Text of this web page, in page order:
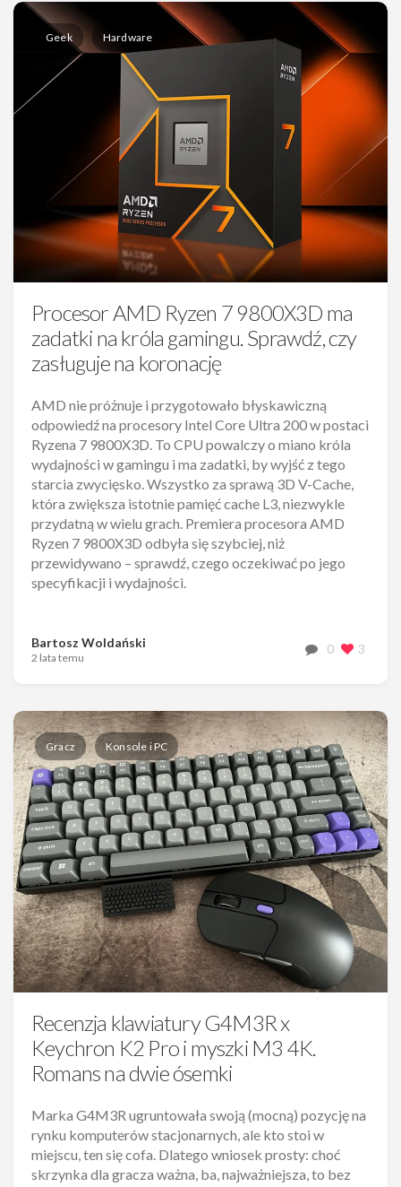
Geek Hardware
Procesor AMD Ryzen 7 9800X3D ma
zadatki na króla gamingu. Sprawdź, czy
zasługuje na koronację
AMD nie próżnuje i przygotowało błyskawiczną
odpowiedź na procesory Intel Core Ultra 200 w postaci
Ryzena 7 9800X3D. To CPU powalczy o miano króla
wydajności w gamingu i ma zadatki, by wyjść z tego
starcia zwycięsko. Wszystko za sprawą 3D V-Cache,
która zwiększa istotnie pamięć cache L3, niezwykle
przydatną w wielu grach. Premiera procesora AMD
Ryzen 7 9800X3D odbyła się szybciej, niż
przewidywano – sprawdź, czego oczekiwać po jego
specyfikacji i wydajności.
Bartosz Woldański
2 lata temu
0 3
Gracz Konsole i PC
Recenzja klawiatury G4M3R x
Keychron K2 Pro i myszki M3 4K.
Romans na dwie ósemki
Marka G4M3R ugruntowała swoją (mocną) pozycję na
rynku komputerów stacjonarnych, ale kto stoi w
miejscu, ten się cofa. Dlatego wniosek prosty: choć
skrzynka dla gracza ważna, ba, najważniejsza, to bez